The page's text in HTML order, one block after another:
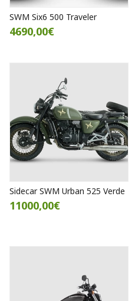
SWM Six6 500 Traveler
4690,00€
Sidecar SWM Urban 525 Verde
11000,00€